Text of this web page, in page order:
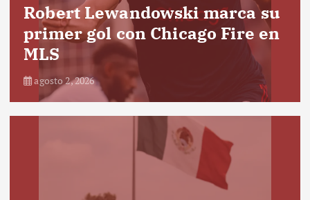
Robert Lewandowski marca su
primer gol con Chicago Fire en
MLS
agosto 2, 2026